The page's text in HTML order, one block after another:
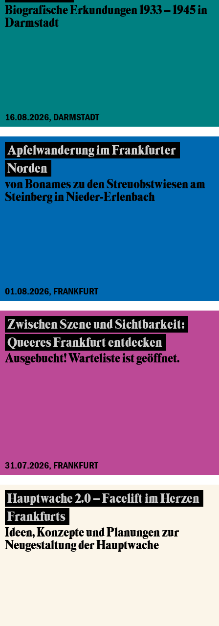
Biografische Erkundungen 1933 – 1945 in
Darmstadt
16.08.2026, DARMSTADT
Apfelwanderung im Frankfurter
Norden
von Bonames zu den Streuobstwiesen am
Steinberg in Nieder-Erlenbach
01.08.2026, FRANKFURT
Zwischen Szene und Sichtbarkeit:
Queeres Frankfurt entdecken
Ausgebucht! Warteliste ist geöffnet.
31.07.2026, FRANKFURT
Hauptwache 2.0 – Facelift im Herzen
Frankfurts
Ideen, Konzepte und Planungen zur
Neugestaltung der Hauptwache